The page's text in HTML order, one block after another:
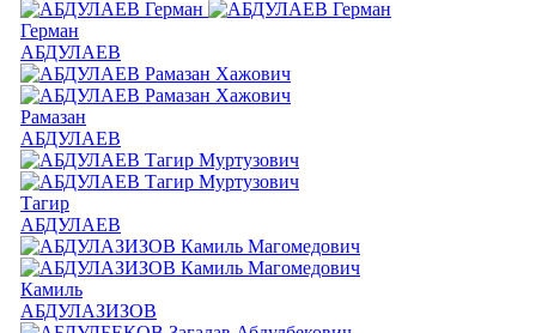
Герман
АБДУЛАЕВ
Рамазан
АБДУЛАЕВ
Тагир
АБДУЛАЕВ
Камиль
АБДУЛАЗИЗОВ